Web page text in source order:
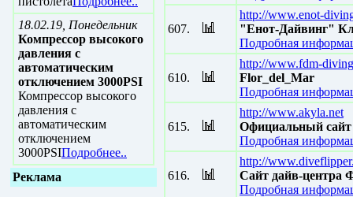
18.02.19, Понедельник
Компрессор высокого
давления с
автоматическим
отключением 3000PSI
Компрессор высокого
давления с
автоматическим
отключением
3000PSIПодробнее..
Реклама
607.
http://www.enot-
"Енот-Дайвинг"
Подробная
610.
http://www.fdm-
Flor_del_Mar
Подробная
615.
http://www.akyla.net
Официальный
Подробная
616.
http://
Сайт дайв-центра
Подробная